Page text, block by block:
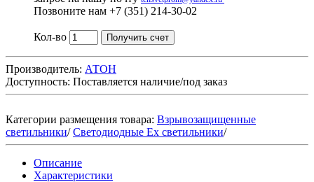
Позвоните нам +7 (351) 214-30-02
Кол-во Получить счет
Производитель: АТОН
Доступность: Поставляется наличие/под заказ
Категории размещения товара: Взрывозащищенные
светильники/Светодиодные Ex светильники/
Описание
Характеристики